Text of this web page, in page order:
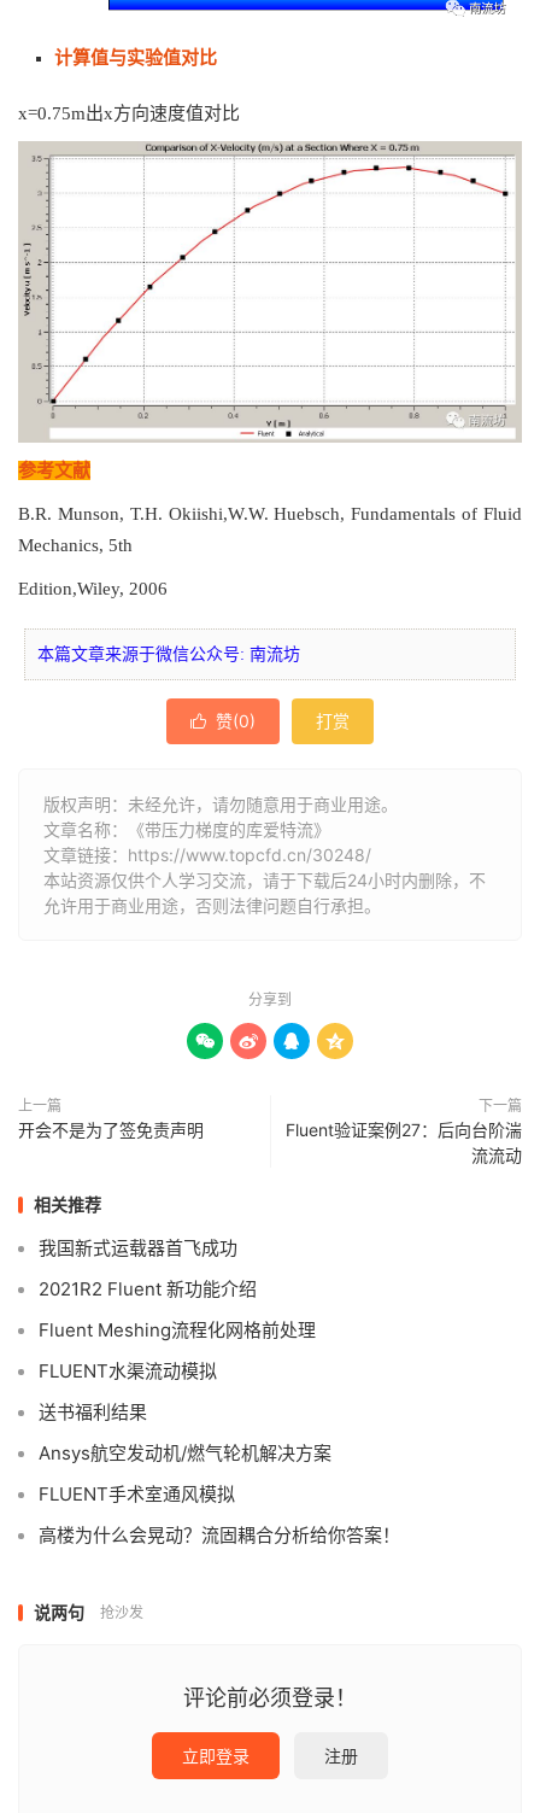
计算值与实验值对比
x=0.75m出x方向速度值对比
参考文献
B.R. Munson, T.H. Okiishi,W.W. Huebsch, Fundamentals of Fluid
Mechanics, 5th
Edition,Wiley, 2006
本篇文章来源于微信公众号: 南流坊
 赞(0) 打赏
版权声明：未经允许，请勿随意用于商业用途。
文章名称：《带压力梯度的库爱特流》
文章链接： https://www.topcfd.cn/30248/
本站资源仅供个人学习交流，请于下载后24小时内删除，不
允许用于商业用途，否则法律问题自行承担。
分享到
   
上一篇
开会不是为了签免责声明
下一篇
Fluent验证案例27：后向台阶湍
流流动
相关推荐
我国新式运载器首飞成功
2021R2 Fluent 新功能介绍
Fluent Meshing流程化网格前处理
FLUENT水渠流动模拟
送书福利结果
Ansys航空发动机/燃气轮机解决方案
FLUENT手术室通风模拟
高楼为什么会晃动？流固耦合分析给你答案！
说两句 抢沙发
评论前必须登录！
立即登录 注册